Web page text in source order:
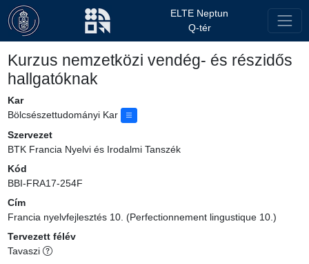
ELTE Neptun
Q-tér
Kurzus nemzetközi vendég- és részidős
hallgatóknak
Kar
Bölcsészettudományi Kar
Szervezet
BTK Francia Nyelvi és Irodalmi Tanszék
Kód
BBI-FRA17-254F
Cím
Francia nyelvfejlesztés 10. (Perfectionnement lingustique 10.)
Tervezett félév
Tavaszi